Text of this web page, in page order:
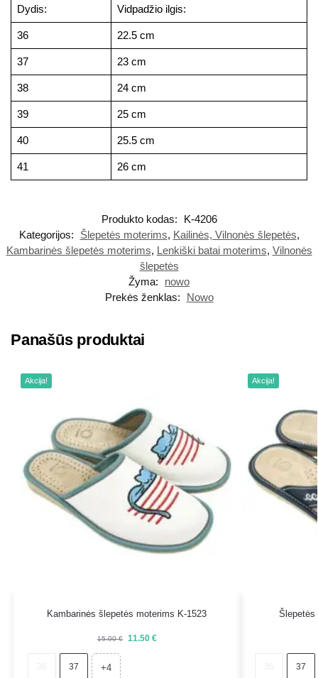
Dydis: Vidpadžio ilgis:
36 22.5 cm
37 23 cm
38 24 cm
39 25 cm
40 25.5 cm
41 26 cm
Produkto kodas:
K-4206
Kategorijos:
Šlepetės moterims, Kailinės, Vilnonės šlepetės,
Kambarinės šlepetės moterims, Lenkiški batai moterims, Vilnonės
šlepetės
Žyma:
nowo
Prekės ženklas:
Nowo
Panašūs produktai
Akcija!
Kambarinės šlepetės moterims K-1523
15.00€ 11.50 €
37 +4
Akcija!
Šlepetės
37